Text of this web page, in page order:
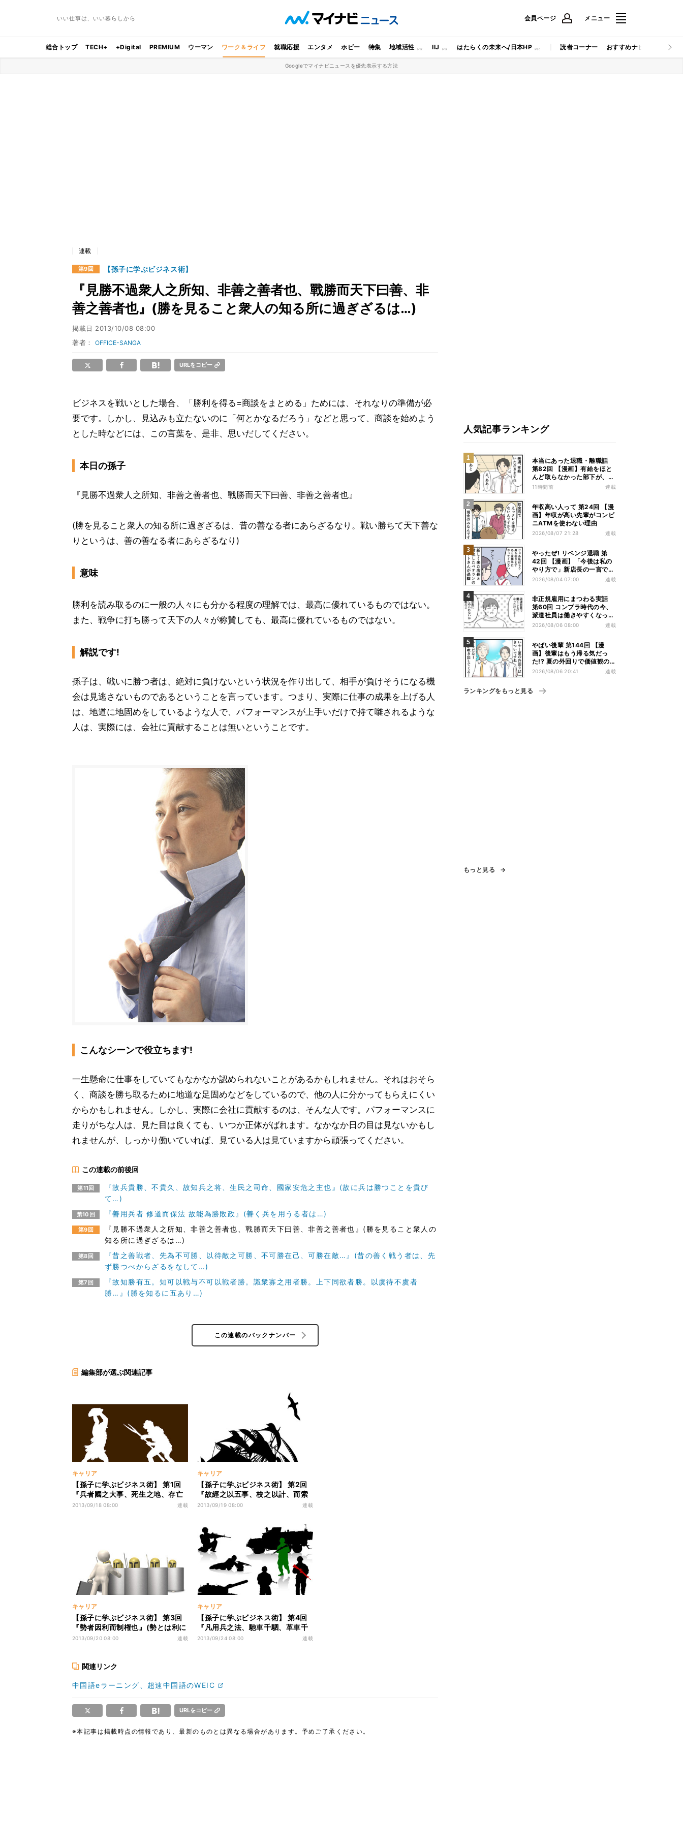
いい仕事は、いい暮らしから 会員ページ メニュー
総合トップ TECH+ +Digital PREMIUM ウーマン ワーク＆ライフ 就職応援 エンタメ ホビー 特集 地域活性 IIJ はたらくの未来へ/日本HP 読者コーナー おすすめナビ マイナビ
Googleでマイナビニュースを優先表示する方法
連載
第9回 【孫子に学ぶビジネス術】
『見勝不過衆人之所知、非善之善者也、戰勝而天下曰善、非
善之善者也』(勝を見ること衆人の知る所に過ぎざるは…)
掲載日 2013/10/08 08:00
著者：OFFICE-SANGA
URLをコピー
ビジネスを戦いとした場合、「勝利を得る=商談をまとめる」ためには、それなりの準備が必
要です。しかし、見込みも立たないのに「何とかなるだろう」などと思って、商談を始めよう
とした時などには、この言葉を、是非、思いだしてください。
本日の孫子
『見勝不過衆人之所知、非善之善者也、戰勝而天下曰善、非善之善者也』
(勝を見ること衆人の知る所に過ぎざるは、昔の善なる者にあらざるなり。戦い勝ちて天下善な
りというは、善の善なる者にあらざるなり)
意味
勝利を読み取るのに一般の人々にも分かる程度の理解では、最高に優れているものではない。
また、戦争に打ち勝って天下の人々が称賛しても、最高に優れているものではない。
解説です!
孫子は、戦いに勝つ者は、絶対に負けないという状況を作り出して、相手が負けそうになる機
会は見逃さないものであるということを言っています。つまり、実際に仕事の成果を上げる人
は、地道に地固めをしているような人で、パフォーマンスが上手いだけで持て囃されるような
人は、実際には、会社に貢献することは無いということです。
こんなシーンで役立ちます!
一生懸命に仕事をしていてもなかなか認められないことがあるかもしれません。それはおそら
く、商談を勝ち取るために地道な足固めなどをしているので、他の人に分かってもらえにくい
からかもしれません。しかし、実際に会社に貢献するのは、そんな人です。パフォーマンスに
走りがちな人は、見た目は良くても、いつか正体がばれます。なかなか日の目は見ないかもし
れませんが、しっかり働いていれば、見ている人は見ていますから頑張ってください。
この連載の前後回
第11回
『故兵貴勝、不貴久、故知兵之将、生民之司命、國家安危之主也』(故に兵は勝つことを貴び
て…)
第10回 『善用兵者 修道而保法 故能為勝敗政』(善く兵を用うる者は…)
第9回
『見勝不過衆人之所知、非善之善者也、戰勝而天下曰善、非善之善者也』(勝を見ること衆人の
知る所に過ぎざるは…)
第8回
『昔之善戦者、先為不可勝、以待敵之可勝、不可勝在己、可勝在敵…』(昔の善く戦う者は、先
ず勝つべからざるをなして…)
第7回
『故知勝有五。知可以戦与不可以戦者勝。識衆寡之用者勝。上下同欲者勝。以虞待不虞者
勝…』(勝を知るに五あり…)
この連載のバックナンバー
編集部が選ぶ関連記事
キャリア
【孫子に学ぶビジネス術】 第1回
『兵者國之大事、死生之地、存亡
之道、不可不察也』(兵とは国の大
2013/09/18 08:00 連載
キャリア
【孫子に学ぶビジネス術】 第2回
『故經之以五事、校之以計、而索
其情、一曰道、二曰天、三曰地、
2013/09/19 08:00 連載
キャリア
【孫子に学ぶビジネス術】 第3回
『勢者因利而制権也』(勢とは利に
因りて…)
2013/09/20 08:00 連載
キャリア
【孫子に学ぶビジネス術】 第4回
『凡用兵之法、馳車千駟、革車千
乘、帯甲十萬、千里饋糧…』(およ
2013/09/24 08:00 連載
関連リンク
中国語eラーニング、超速中国語のWEIC
URLをコピー
※本記事は掲載時点の情報であり、最新のものとは異なる場合があります。予めご了承ください。
人気記事ランキング
本当にあった退職・離職話
第82回 【漫画】有給をほと
んど取らなかった部下が、急
に休み始めた理由
11時間前 連載
年収高い人って 第24回 【漫
画】年収が高い先輩がコンビ
ニATMを使わない理由
2026/08/07 21:28 連載
やったぜ! リベンジ退職 第
42回 【漫画】「今後は私の
やり方で」新店長の一言でベ
テラン退職→崩壊した現場
2026/08/04 07:00 連載
非正規雇用にまつわる実話
第60回 コンプラ時代の今、
派遣社員は働きやすくなっ
た?
2026/08/06 08:00 連載
やばい後輩 第144回 【漫
画】後輩はもう帰る気だっ
た!? 夏の外回りで価値観の
違いを実感
2026/08/06 20:41 連載
ランキングをもっと見る
もっと見る